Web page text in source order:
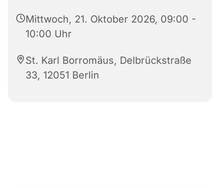
Mittwoch, 21. Oktober 2026, 09:00 -
10:00 Uhr
St. Karl Borromäus, Delbrückstraße
33, 12051 Berlin